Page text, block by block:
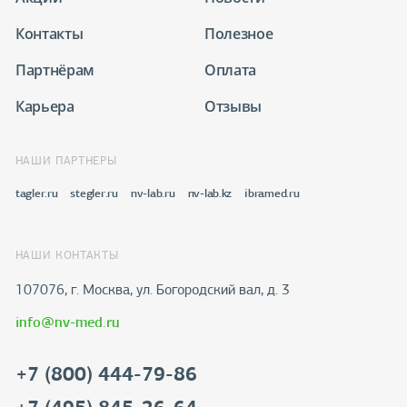
Контакты
Полезное
Партнёрам
Оплата
Карьера
Отзывы
НАШИ ПАРТНЕРЫ
tagler.ru stegler.ru nv-lab.ru nv-lab.kz ibramed.ru
НАШИ КОНТАКТЫ
107076, г. Москва, ул. Богородский вал, д. 3
info@nv-med.ru
+7 (800) 444-79-86